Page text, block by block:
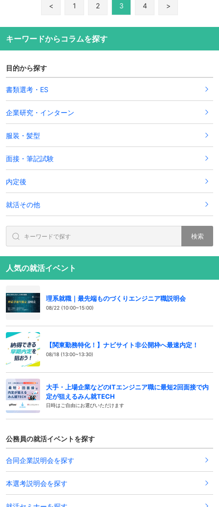
< 1 2 3 4 >
キーワードからコラムを探す
目的から探す
書類選考・ES
企業研究・インターン
服装・髪型
面接・筆記試験
内定後
就活その他
検索
人気の就活イベント
理系就職｜最先端ものづくりエンジニア職説明会
08/22 (10:00~15:00)
【関東勤務特化！】ナビサイト非公開枠へ最速内定！
08/18 (13:00~13:30)
大手・上場企業などのITエンジニア職に最短2回面接で内
定が狙えるみん就TECH
日時はご自由にお選びいただけます
公務員の就活イベントを探す
合同企業説明会を探す
本選考説明会を探す